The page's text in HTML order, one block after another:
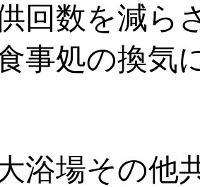
回数を減ら
食事処の換気
大浴場その他